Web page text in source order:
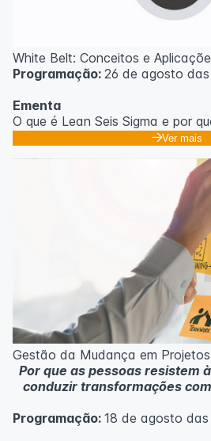
White Belt: Conceitos e
Programação: 26 de agosto das
Ementa
O que é Lean Seis Sigma e por
eficientes do mundo usam;
Introdução ao DMAIC: o roteiro
Ferramentas essenciais: 5
Casos práticos de melhoria em
administrativos e operacionais;
Próximos passos na jornada
Metodologia
100% da carga horária do curso
aulas ao vivo.
As aulas podem ser assistidas
ou tablet.
Outras informações
Ver mais
Gestão da Mudança em Projetos
Por que as pessoas resistem
conduzir transformações
Programação: 18 de agosto das